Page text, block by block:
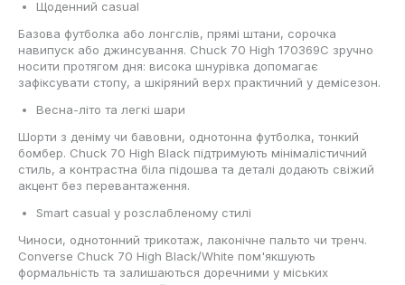
Щоденний casual
Базова футболка або лонгслів, прямі штани, сорочка
навипуск або джинсування. Chuck 70 High 170369C зручно
носити протягом дня: висока шнурівка допомагає
зафіксувати стопу, а шкіряний верх практичний у демісезон.
Весна-літо та легкі шари
Шорти з деніму чи бавовни, однотонна футболка, тонкий
бомбер. Chuck 70 High Black підтримують мінімалістичний
стиль, а контрастна біла підошва та деталі додають свіжий
акцент без перевантаження.
Smart casual у розслабленому стилі
Чиноси, однотонний трикотаж, лаконічне пальто чи тренч.
Converse Chuck 70 High Black/White пом'якшують
формальність та залишаються доречними у міських